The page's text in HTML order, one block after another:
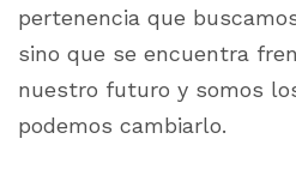
pertenencia que
sino que se encuentra
nuestro futuro y somos
podemos cambiarlo.